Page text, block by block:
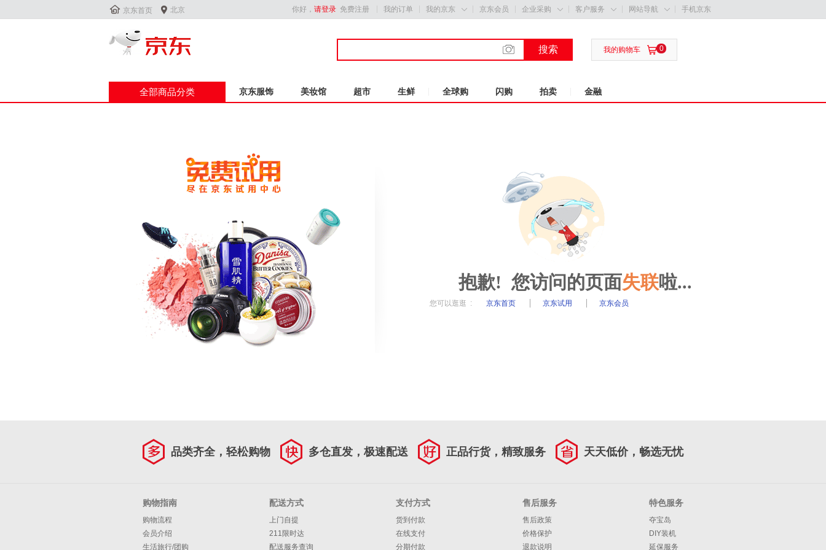
 京东首页  北京 你好， 请登录 免费注册 我的订单 我的京东  京东会员 企业采购  客户服务  网站导航  手机京东
搜索  0
我的购物车
全部商品分类 京东服饰 美妆馆 超市 生鲜 全球购 闪购 拍卖 金融
抱歉! 您访问的页面失联啦...
您可以逛逛 : 京东首页 京东试用 京东会员
品类齐全，轻松购物 多仓直发，极速配送 正品行货，精致服务 天天低价，畅选无忧
购物指南
购物流程
会员介绍
生活旅行/团购
配送方式
上门自提
211限时达
配送服务查询
支付方式
货到付款
在线支付
分期付款
售后服务
售后政策
价格保护
退款说明
特色服务
夺宝岛
DIY装机
延保服务